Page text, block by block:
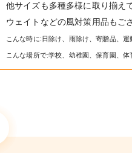
他サイズも多種多様に取り揃え
ウェイトなどの風対策用品もご
こんな時に:日除け、雨除け、寄贈品、
こんな場所で:学校、幼稚園、保育園、